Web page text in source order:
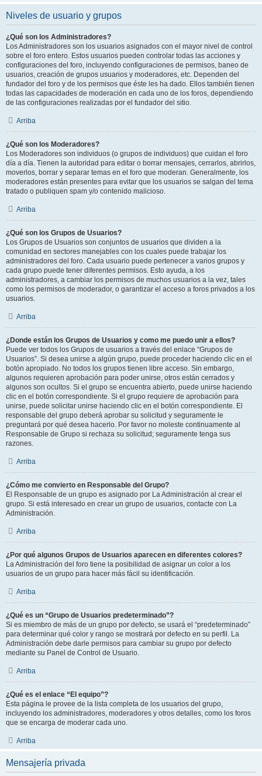
Niveles de usuario y grupos
¿Qué son los Administradores?
Los Administradores son los usuarios asignados con el mayor nivel de control
sobre el foro entero. Estos usuarios pueden controlar todas las acciones y
configuraciones del foro, incluyendo configuraciones de permisos, baneo de
usuarios, creación de grupos usuarios y moderadores, etc. Dependen del
fundador del foro y de los permisos que éste les ha dado. Ellos también tienen
todas las capacidades de moderación en cada uno de los foros, dependiendo
de las configuraciones realizadas por el fundador del sitio.
Arriba
¿Qué son los Moderadores?
Los Moderadores son individuos (o grupos de individuos) que cuidan el foro
día a día. Tienen la autoridad para editar o borrar mensajes, cerrarlos, abrirlos,
moverlos, borrar y separar temas en el foro que moderan. Generalmente, los
moderadores están presentes para evitar que los usuarios se salgan del tema
tratado o publiquen spam y/o contenido malicioso.
Arriba
¿Qué son los Grupos de Usuarios?
Los Grupos de Usuarios son conjuntos de usuarios que dividen a la
comunidad en sectores manejables con los cuales puede trabajar los
administradores del foro. Cada usuario puede pertenecer a varios grupos y
cada grupo puede tener diferentes permisos. Esto ayuda, a los
administradores, a cambiar los permisos de muchos usuarios a la vez, tales
como los permisos de moderador, o garantizar el acceso a foros privados a los
usuarios.
Arriba
¿Donde están los Grupos de Usuarios y como me puedo unir a ellos?
Puede ver todos los Grupos de usuarios a través del enlace “Grupos de
Usuarios”. Si desea unirse a algún grupo, puede proceder haciendo clic en el
botón apropiado. No todos los grupos tienen libre acceso. Sin embargo,
algunos requieren aprobación para poder unirse, otros están cerrados y
algunos son ocultos. Si el grupo se encuentra abierto, puede unirse haciendo
clic en el botón correspondiente. Si el grupo requiere de aprobación para
unirse, puede solicitar unirse haciendo clic en el botón correspondiente. El
responsable del grupo deberá aprobar su solicitud y seguramente le
preguntará por qué desea hacerlo. Por favor no moleste continuamente al
Responsable de Grupo si rechaza su solicitud; seguramente tenga sus
razones.
Arriba
¿Cómo me convierto en Responsable del Grupo?
El Responsable de un grupo es asignado por La Administración al crear el
grupo. Si está interesado en crear un grupo de usuarios, contacte con La
Administración.
Arriba
¿Por qué algunos Grupos de Usuarios aparecen en diferentes colores?
La Administración del foro tiene la posibilidad de asignar un color a los
usuarios de un grupo para hacer más fácil su identificación.
Arriba
¿Qué es un “Grupo de Usuarios predeterminado”?
Si es miembro de más de un grupo por defecto, se usará el “predeterminado”
para determinar qué color y rango se mostrará por defecto en su perfil. La
Administración debe darle permisos para cambiar su grupo por defecto
mediante su Panel de Control de Usuario.
Arriba
¿Qué es el enlace “El equipo”?
Esta página le provee de la lista completa de los usuarios del grupo,
incluyendo los administradores, moderadores y otros detalles, como los foros
que se encarga de moderar cada uno.
Arriba
Mensajería privada